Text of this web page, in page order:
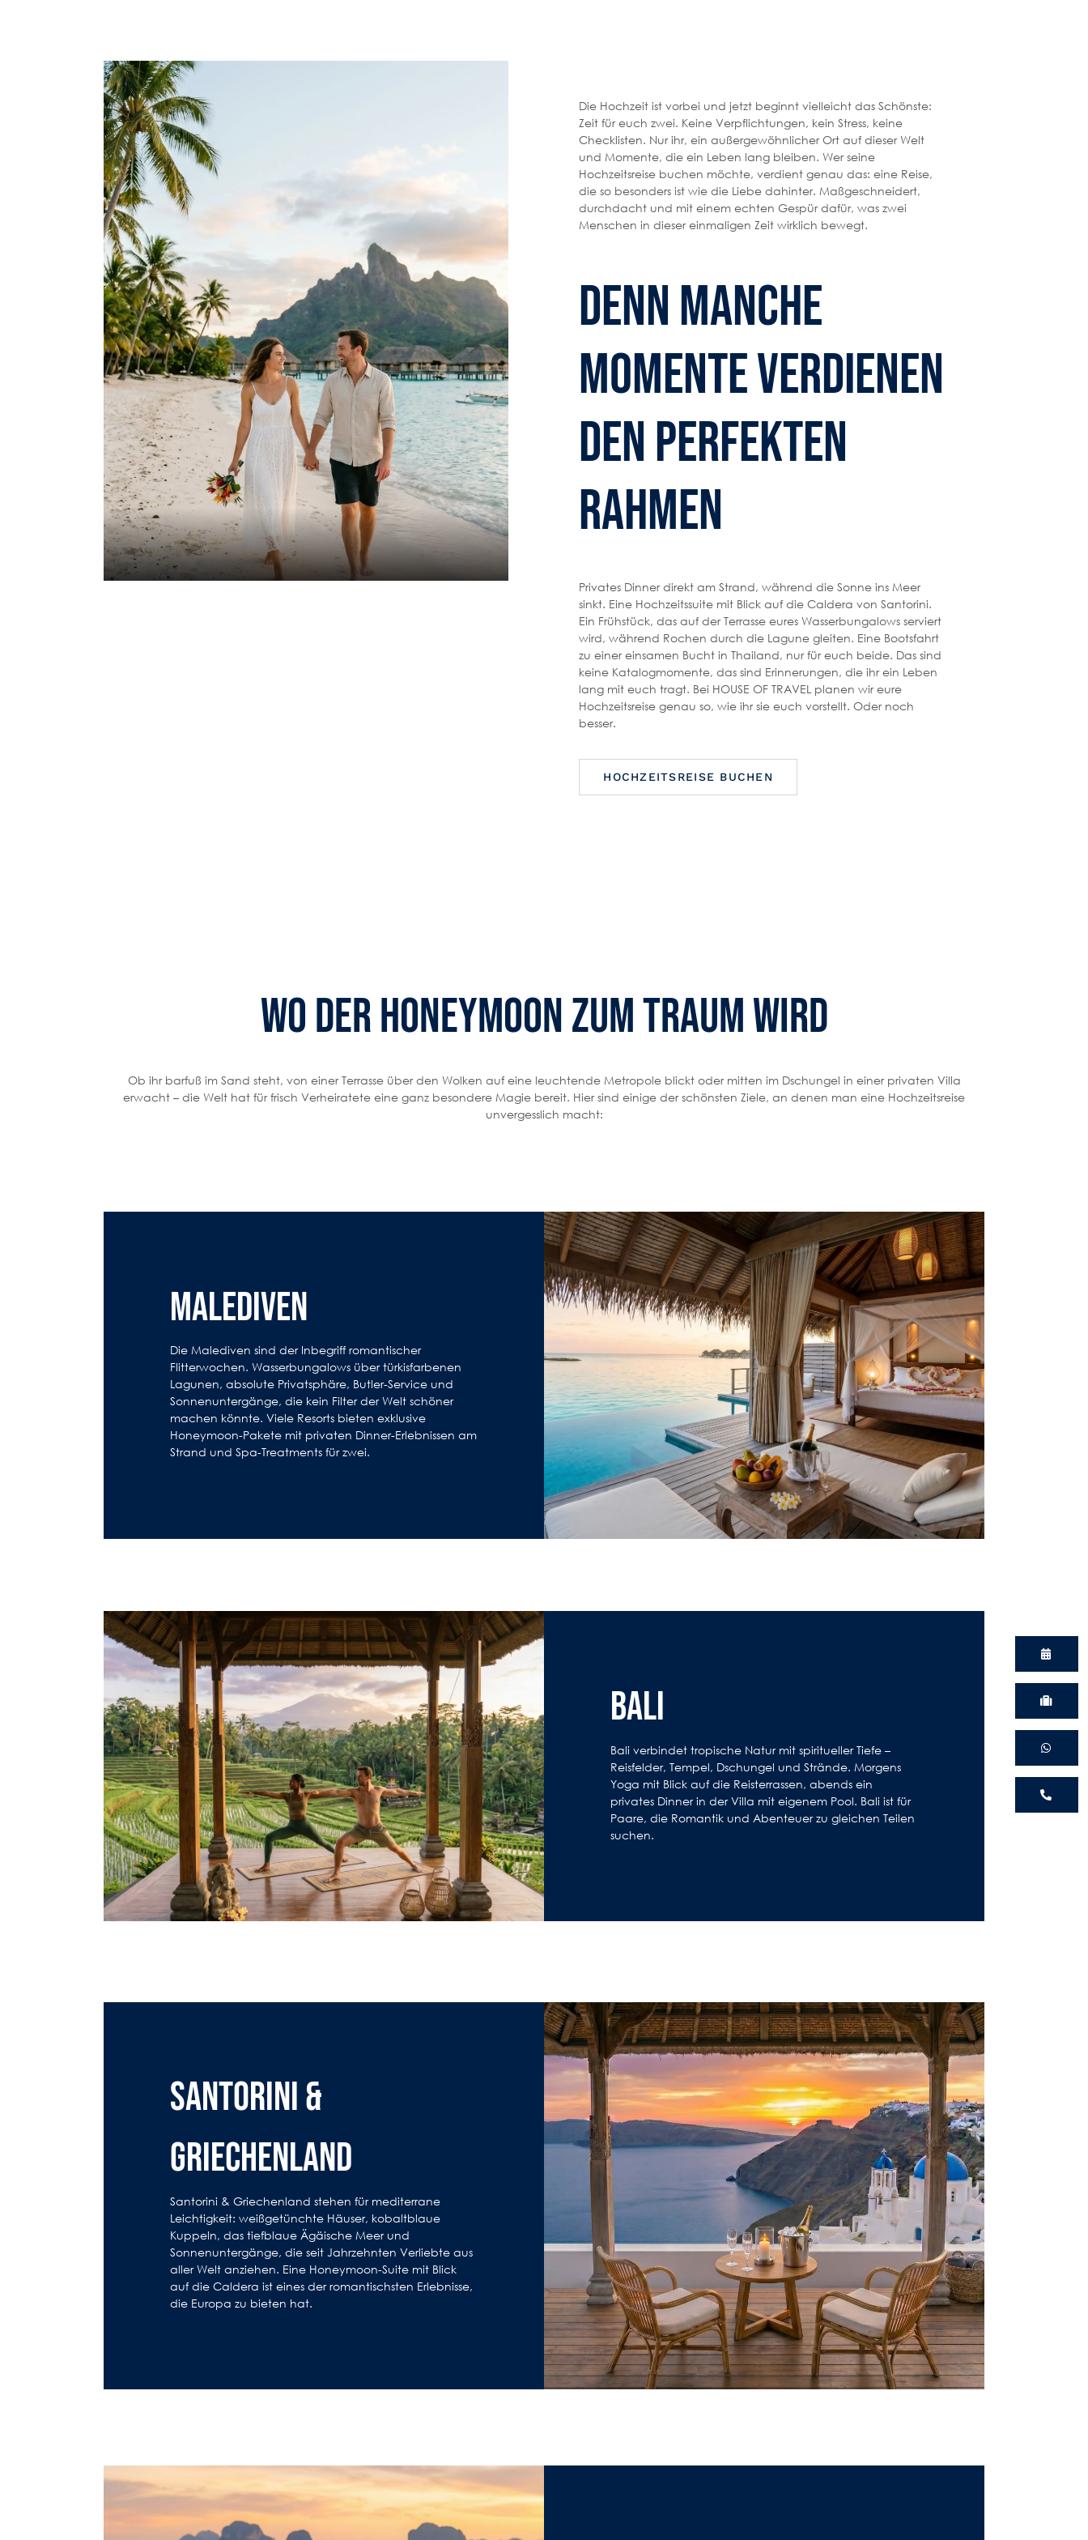
Die Hochzeit ist vorbei und jetzt beginnt vielleicht das Schönste:
Zeit für euch zwei. Keine Verpflichtungen, kein Stress, keine
Checklisten. Nur ihr, ein außergewöhnlicher Ort auf dieser Welt
und Momente, die ein Leben lang bleiben. Wer seine
Hochzeitsreise buchen möchte, verdient genau das: eine Reise,
die so besonders ist wie die Liebe dahinter. Maßgeschneidert,
durchdacht und mit einem echten Gespür dafür, was zwei
Menschen in dieser einmaligen Zeit wirklich bewegt.
Denn manche
Momente verdienen
den perfekten
Rahmen
Privates Dinner direkt am Strand, während die Sonne ins Meer
sinkt. Eine Hochzeitssuite mit Blick auf die Caldera von Santorini.
Ein Frühstück, das auf der Terrasse eures Wasserbungalows serviert
wird, während Rochen durch die Lagune gleiten. Eine Bootsfahrt
zu einer einsamen Bucht in Thailand, nur für euch beide. Das sind
keine Katalogmomente, das sind Erinnerungen, die ihr ein Leben
lang mit euch tragt. Bei HOUSE OF TRAVEL planen wir eure
Hochzeitsreise genau so, wie ihr sie euch vorstellt. Oder noch
besser.
HOCHZEITSREISE BUCHEN
Wo der Honeymoon zum Traum wird
Ob ihr barfuß im Sand steht, von einer Terrasse über den Wolken auf eine leuchtende Metropole blickt oder mitten im Dschungel in einer privaten Villa
erwacht – die Welt hat für frisch Verheiratete eine ganz besondere Magie bereit. Hier sind einige der schönsten Ziele, an denen man eine Hochzeitsreise
unvergesslich macht:
MALEDIVEN
Die Malediven sind der Inbegriff romantischer
Flitterwochen. Wasserbungalows über türkisfarbenen
Lagunen, absolute Privatsphäre, Butler-Service und
Sonnenuntergänge, die kein Filter der Welt schöner
machen könnte. Viele Resorts bieten exklusive
Honeymoon-Pakete mit privaten Dinner-Erlebnissen am
Strand und Spa-Treatments für zwei.
BALI
Bali verbindet tropische Natur mit spiritueller Tiefe –
Reisfelder, Tempel, Dschungel und Strände. Morgens
Yoga mit Blick auf die Reisterrassen, abends ein
privates Dinner in der Villa mit eigenem Pool. Bali ist für
Paare, die Romantik und Abenteuer zu gleichen Teilen
suchen.
SANTORINI &
GRIECHENLAND
Santorini & Griechenland stehen für mediterrane
Leichtigkeit: weißgetünchte Häuser, kobaltblaue
Kuppeln, das tiefblaue Ägäische Meer und
Sonnenuntergänge, die seit Jahrzehnten Verliebte aus
aller Welt anziehen. Eine Honeymoon-Suite mit Blick
auf die Caldera ist eines der romantischsten Erlebnisse,
die Europa zu bieten hat.